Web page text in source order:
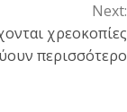
Next:
χρεοκοπίες
περισσότερο